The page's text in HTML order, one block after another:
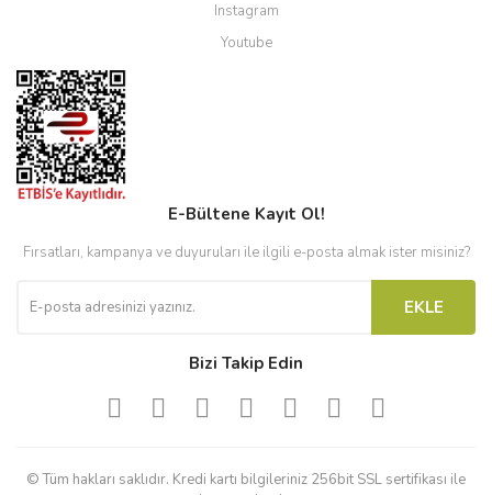
Instagram
Youtube
E-Bültene Kayıt Ol!
Fırsatları, kampanya ve duyuruları ile ilgili e-posta almak ister misiniz?
EKLE
Bizi Takip Edin
© Tüm hakları saklıdır. Kredi kartı bilgileriniz 256bit SSL sertifikası ile